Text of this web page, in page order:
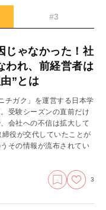
#3
じゃなかった！社
われ、前経営者は
”とは
チガク」を運営する日本学
受験シーズンの直前だけ
会社への不信は拡大して
役が交代していたことが
その情報が流布されてい
3